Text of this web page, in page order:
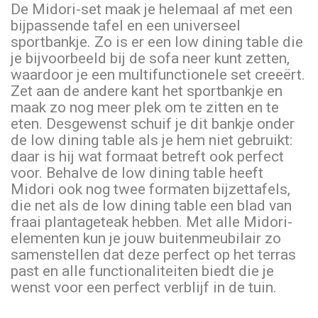
De Midori-set maak je helemaal af met een
bijpassende tafel en een universeel
sportbankje. Zo is er een low dining table die
je bijvoorbeeld bij de sofa neer kunt zetten,
waardoor je een multifunctionele set creeërt.
Zet aan de andere kant het sportbankje en
maak zo nog meer plek om te zitten en te
eten. Desgewenst schuif je dit bankje onder
de low dining table als je hem niet gebruikt:
daar is hij wat formaat betreft ook perfect
voor. Behalve de low dining table heeft
Midori ook nog twee formaten bijzettafels,
die net als de low dining table een blad van
fraai plantageteak hebben. Met alle Midori-
elementen kun je jouw buitenmeubilair zo
samenstellen dat deze perfect op het terras
past en alle functionaliteiten biedt die je
wenst voor een perfect verblijf in de tuin.